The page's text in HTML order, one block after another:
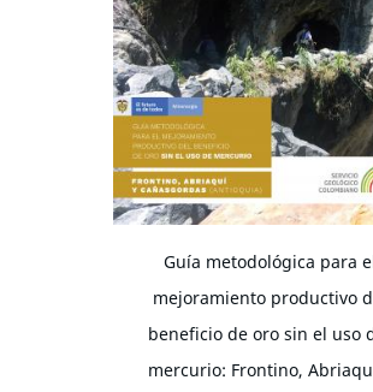
Guía metodológica para
mejoramiento productivo
beneficio de oro sin el uso
mercurio: Frontino,